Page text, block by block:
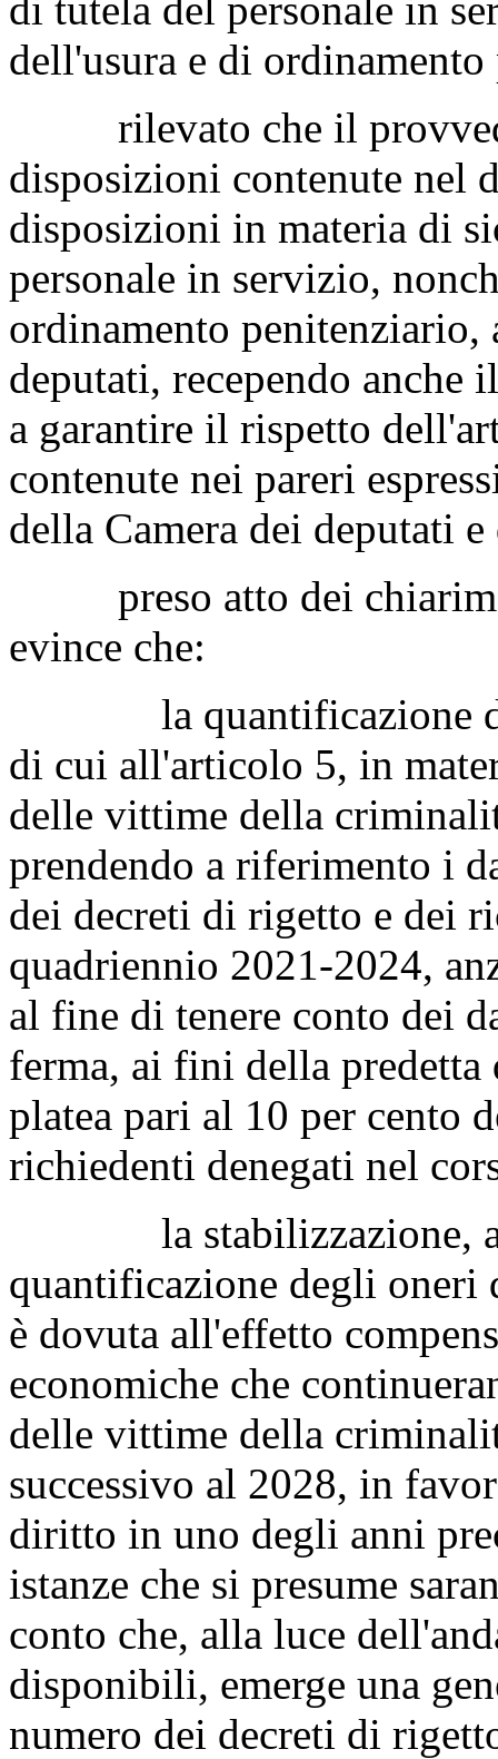
dell'usura e di
rilevato che il
disposizioni contenute nel
disposizioni in materia di
personale in servizio,
ordinamento penitenziario,
deputati, recependo
a garantire il rispetto
contenute nei pareri
della Camera dei deputati
preso atto dei
evince che:
la quantificazione
di cui all'articolo 5, in
delle vittime della
prendendo a riferimento i
dei decreti di rigetto e dei
quadriennio 2021-2024,
al fine di tenere conto dei
ferma, ai fini della
platea pari al 10 per cento
richiedenti denegati nel
la stabilizzazione, a
quantificazione degli oneri
è dovuta all'effetto
economiche che
delle vittime della
successivo al 2028, in
diritto in uno degli anni
istanze che si presume
conto che, alla luce
disponibili, emerge una
numero dei decreti di